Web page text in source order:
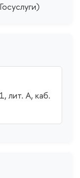
лит. А, каб.